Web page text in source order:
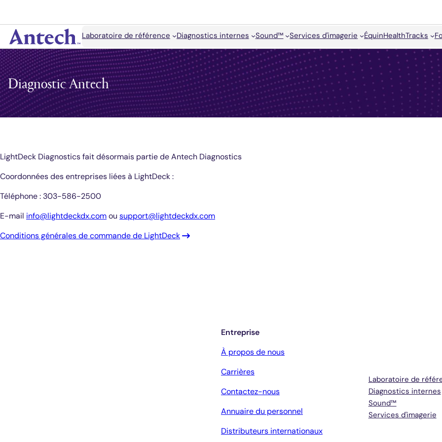
contenu
Laboratoire de référence Diagnostics internes Sound™ Services d'imagerie ÉquinHealthTracks
Rechercher
Diagnostic Antech
LightDeck Diagnostics fait désormais partie de Antech Diagnostics
Coordonnées des entreprises liées à LightDeck :
Téléphone : 303-586-2500
E-mail info@lightdeckdx.comou support@lightdeckdx.com
Conditions générales de commande de LightDeck
Entreprise
À propos de nous
Carrières
Contactez-nous
Annuaire du personnel
Distributeurs internationaux
Laboratoire de
Diagnostics internes
Sound™
Services d'imagerie